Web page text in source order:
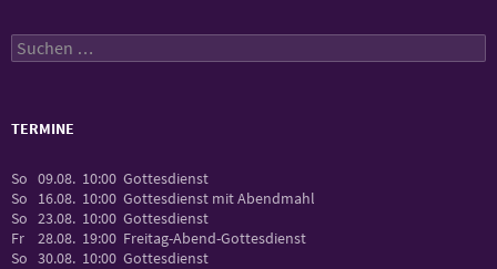
Suchen
nach:
TERMINE
So 09.08. 10:00 Gottesdienst
So
16.08. 10:00 Gottesdienst mit Abendmahl
So 23.08. 10:00 Gottesdienst
Fr
28.08. 19:00 Freitag-Abend-Gottesdienst
So 30.08. 10:00 Gottesdienst